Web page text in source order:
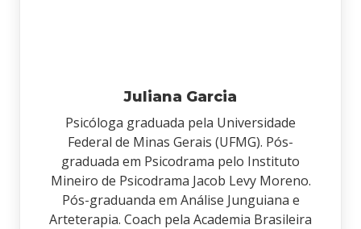
Juliana Garcia
Psicóloga graduada pela Universidade
Federal de Minas Gerais (UFMG). Pós-
graduada em Psicodrama pelo Instituto
Mineiro de Psicodrama Jacob Levy Moreno.
Pós-graduanda em Análise Junguiana e
Arteterapia. Coach pela Academia Brasileira